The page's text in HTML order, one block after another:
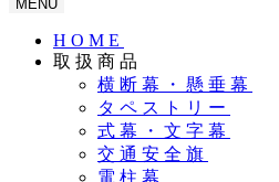
MENU
HOME
取扱商品
横断幕・懸垂幕
タペストリー
式幕・文字幕
交通安全旗
電柱幕